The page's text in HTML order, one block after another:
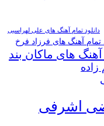
دانلود تمام آهنگ های علی لهراسبی
تمام آهنگ های فرزاد فرخ
آهنگ های ماکان بند
زاده
اشرفی